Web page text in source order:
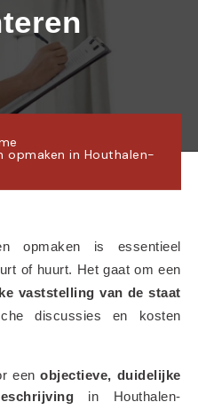
opmaken in Houthalen-
opmaken is essentieel
vaststelling van de staat
discussies en kosten
een objectieve, duidelijke
in Houthalen-